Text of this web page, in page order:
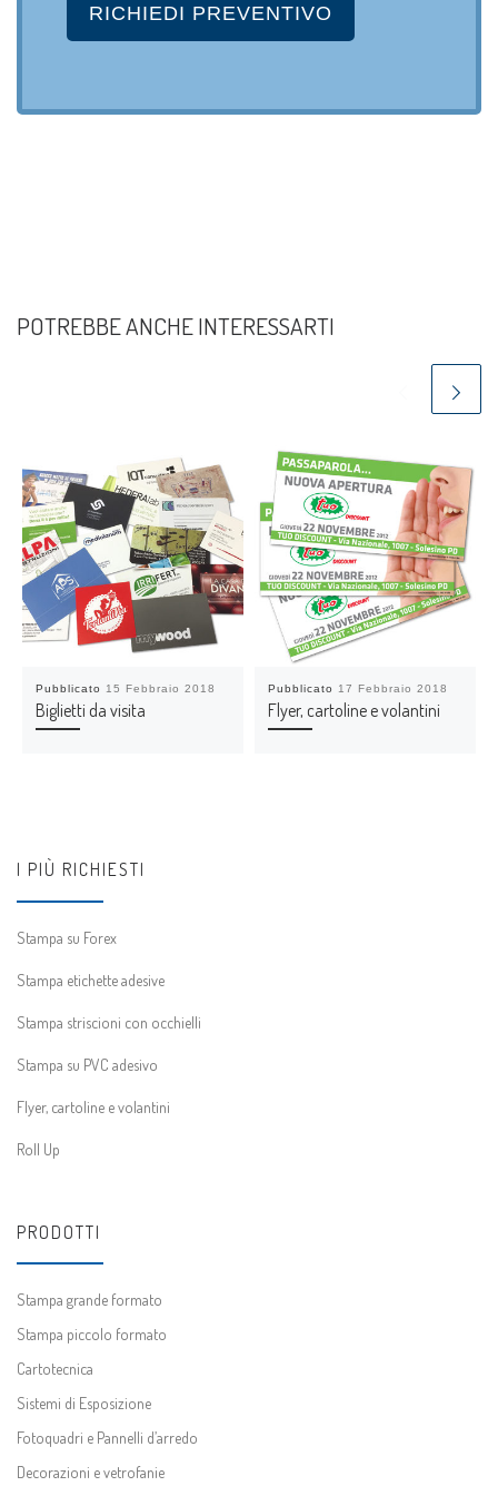
POTREBBE ANCHE INTERESSARTI
Pubblicato 15 Febbraio 2018
Biglietti da visita
Pubblicato 17 Febbraio 2018
Flyer, cartoline e volantini
I PIÙ RICHIESTI
Stampa su Forex
Stampa etichette adesive
Stampa striscioni con occhielli
Stampa su PVC adesivo
Flyer, cartoline e volantini
Roll Up
PRODOTTI
Stampa grande formato
Stampa piccolo formato
Cartotecnica
Sistemi di Esposizione
Fotoquadri e Pannelli d’arredo
Decorazioni e vetrofanie